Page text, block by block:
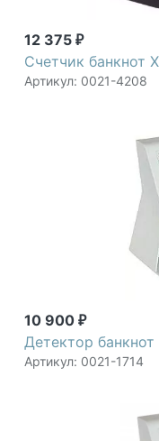
12 375 ₽
Счетчик банкнот
Артикул: 0021-4208
10 900 ₽
Детектор
Артикул: 0021-1714